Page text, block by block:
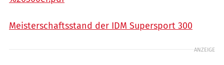
Meisterschaftsstand der IDM Supersport 300
ANZEIGE